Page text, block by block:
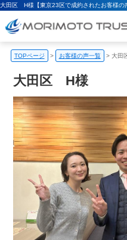
TOPページ > お客様の声一覧 > 大田
大田区 H様